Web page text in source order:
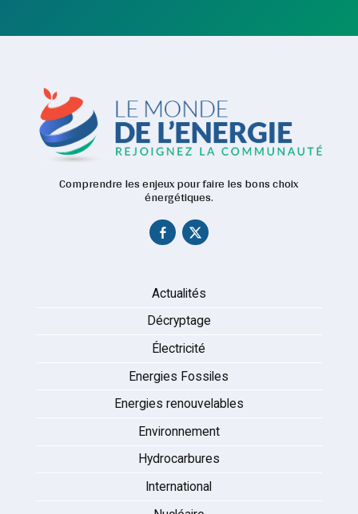
Comprendre les enjeux pour faire les bons choix
énergétiques.
Actualités
Décryptage
Électricité
Energies Fossiles
Energies renouvelables
Environnement
Hydrocarbures
International